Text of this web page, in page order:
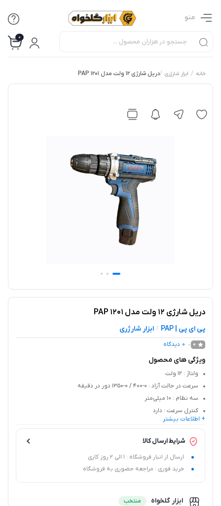
منو
0
خانه / ابزار شارژری /دریل شارژی 12 ولت مدل 1201 PAP
دریل شارژی 12 ولت مدل 1201 PAP
پی ای پی | PAP / ابزار شارژری
0
0 دیدگاه
ویژگی های محصول
ولتاژ : 12 ولت
سرعت در حالت آزاد : 0-400 / 0-1350 دور در دقیقه
سه نظام : 10 میلی‌متر
کنترل سرعت : دارد
چراغ LED
: دارد
گیربکس
+ اطلاعات بیشتر
شرایط ارسال کالا
ارسال از انبار فروشگاه : 1 الی 2 روز کاری
خرید فوری : مراجعه حضوری به فروشگاه
ابزار گلخواه
منتخب